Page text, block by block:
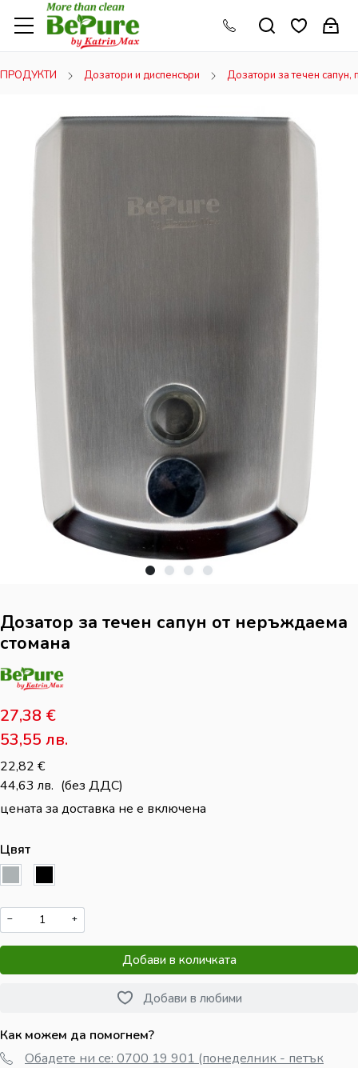
ПРОДУКТИ Дозатори и диспенсъри Дозатори за течен сапун,
Дозатор за течен сапун от неръждаема
стомана
27,38 €
53,55 лв.
22,82 €
44,63 лв. (без ДДС)
цената за доставка не е включена
Цвят
− +
Добави в количката
Добави в любими
Как можем да помогнем?
Обадете ни се: 0700 19 901 (понеделник - петък